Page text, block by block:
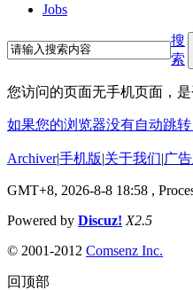
Jobs
搜
索
您访问的页面无手机页面，
如果您的浏览器没有自动跳
Archiver|手机版|关于我们|广
GMT+8, 2026-8-8 18:58 ,
Powered by Discuz! X2.5
© 2001-2012 Comsenz Inc.
回顶部